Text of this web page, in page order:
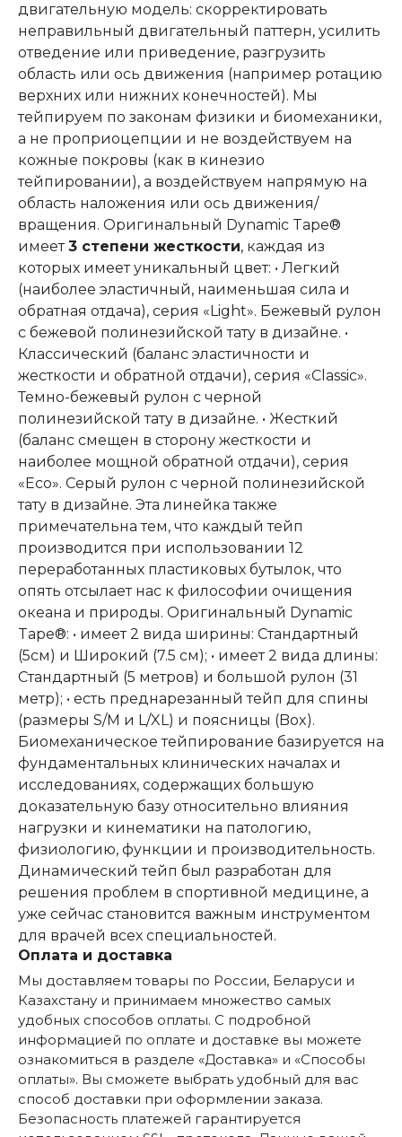
двигательную модель: скорректировать
неправильный двигательный паттерн, усилить
отведение или приведение, разгрузить
область или ось движения (например ротацию
верхних или нижних конечностей). Мы
тейпируем по законам физики и биомеханики,
а не проприоцепции и не воздействуем на
кожные покровы (как в кинезио
тейпировании), а воздействуем напрямую на
область наложения или ось движения/
вращения. Оригинальный Dynamic Tape®
имеет3 степени жесткости, каждая из
которых имеет уникальный цвет: • Легкий
(наиболее эластичный, наименьшая сила и
обратная отдача), серия «Light». Бежевый рулон
с бежевой полинезийской тату в дизайне. •
Классический (баланс эластичности и
жесткости и обратной отдачи), серия «Classic».
Темно-бежевый рулон с черной
полинезийской тату в дизайне. • Жесткий
(баланс смещен в сторону жесткости и
наиболее мощной обратной отдачи), серия
«Eco». Серый рулон с черной полинезийской
тату в дизайне. Эта линейка также
примечательна тем, что каждый тейп
производится при использовании 12
переработанных пластиковых бутылок, что
опять отсылает нас к философии очищения
океана и природы. Оригинальный Dynamic
Tape®: • имеет 2 вида ширины: Стандартный
(5см) и Широкий (7.5 см); • имеет 2 вида длины:
Стандартный (5 метров) и большой рулон (31
метр); • есть преднарезанный тейп для спины
(размеры S/M и L/XL) и поясницы (Box).
Биомеханическое тейпирование базируется на
фундаментальных клинических началах и
исследованиях, содержащих большую
доказательную базу относительно влияния
нагрузки и кинематики на патологию,
физиологию, функции и производительность.
Динамический тейп был разработан для
решения проблем в спортивной медицине, а
уже сейчас становится важным инструментом
для врачей всех специальностей.
Оплата и доставка
Мы доставляем товары по России, Беларуси и
Казахстану и принимаем множество самых
удобных способов оплаты. С подробной
информацией по оплате и доставке вы можете
ознакомиться в разделе «Доставка» и «Способы
оплаты». Вы сможете выбрать удобный для вас
способ доставки при оформлении заказа.
Безопасность платежей гарантируется